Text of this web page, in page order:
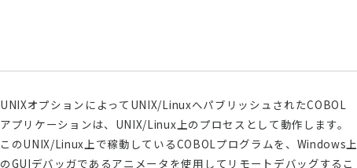
UNIXオプションによってUNIX/LinuxへパブリッシュされたCOBOL
アプリケーションは、UNIX/Linux上のプロセスとして動作します。
このUNIX/Linux上で稼動しているCOBOLプログラムを、Windows上
のGUIデバッガであるアニメータを使用してリモートデバッグするこ